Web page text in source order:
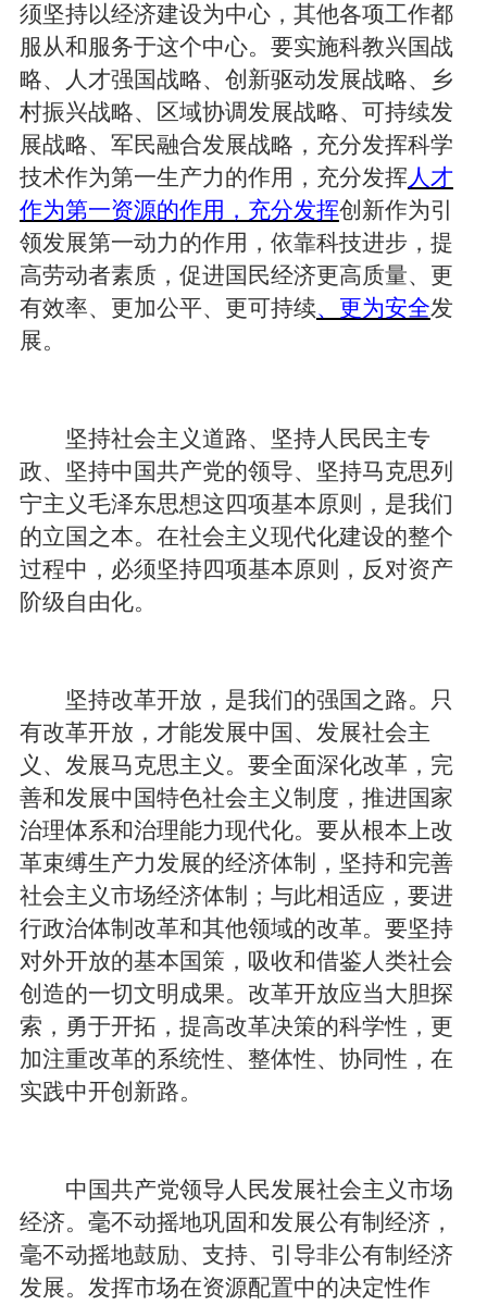
须坚持以经济建设为中心，其他各项工作都
服从和服务于这个中心。要实施科教兴国战
略、人才强国战略、创新驱动发展战略、乡
村振兴战略、区域协调发展战略、可持续发
展战略、军民融合发展战略，充分发挥科学
技术作为第一生产力的作用，充分发挥人才
作为第一资源的作用，充分发挥创新作为引
领发展第一动力的作用，依靠科技进步，提
高劳动者素质，促进国民经济更高质量、更
有效率、更加公平、更可持续、更为安全发
展。
坚持社会主义道路、坚持人民民主专
政、坚持中国共产党的领导、坚持马克思列
宁主义毛泽东思想这四项基本原则，是我们
的立国之本。在社会主义现代化建设的整个
过程中，必须坚持四项基本原则，反对资产
阶级自由化。
坚持改革开放，是我们的强国之路。只
有改革开放，才能发展中国、发展社会主
义、发展马克思主义。要全面深化改革，完
善和发展中国特色社会主义制度，推进国家
治理体系和治理能力现代化。要从根本上改
革束缚生产力发展的经济体制，坚持和完善
社会主义市场经济体制；与此相适应，要进
行政治体制改革和其他领域的改革。要坚持
对外开放的基本国策，吸收和借鉴人类社会
创造的一切文明成果。改革开放应当大胆探
索，勇于开拓，提高改革决策的科学性，更
加注重改革的系统性、整体性、协同性，在
实践中开创新路。
中国共产党领导人民发展社会主义市场
经济。毫不动摇地巩固和发展公有制经济，
毫不动摇地鼓励、支持、引导非公有制经济
发展。发挥市场在资源配置中的决定性作